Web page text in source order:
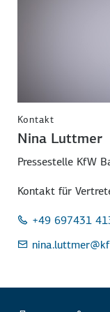
Kontakt
Nina Luttmer
Pressestelle KfW
Kontakt für
+49 697431
nina.luttmer